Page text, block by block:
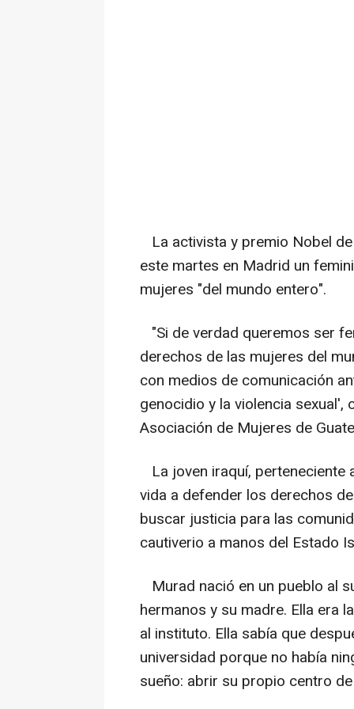
La activista y premio Nobel
este martes en Madrid un
mujeres "del mundo entero".
"Si de verdad queremos ser
derechos de las mujeres del
con medios de comunicación
genocidio y la violencia sexual',
Asociación de Mujeres de
La joven iraquí, perteneciente
vida a defender los derechos
buscar justicia para las
cautiverio a manos del Estado
Murad nació en un pueblo al
hermanos y su madre. Ella era
al instituto. Ella sabía que
universidad porque no había
sueño: abrir su propio centro